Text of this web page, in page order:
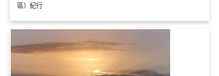
區）紀行